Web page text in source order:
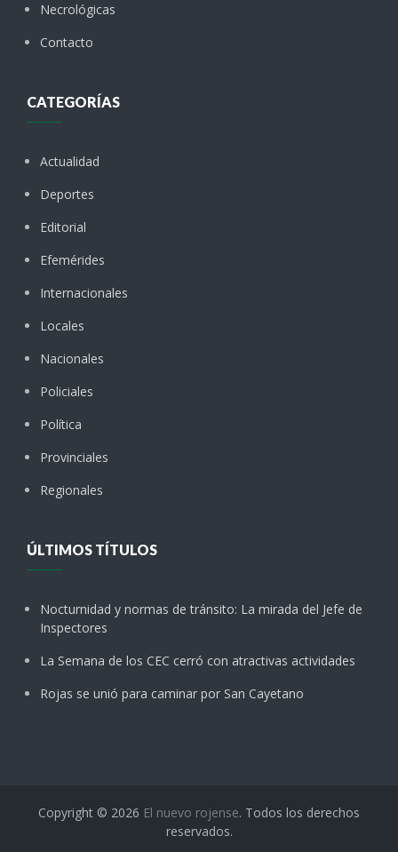
Necrológicas
Contacto
CATEGORÍAS
Actualidad
Deportes
Editorial
Efemérides
Internacionales
Locales
Nacionales
Policiales
Política
Provinciales
Regionales
ÚLTIMOS TÍTULOS
Nocturnidad y normas de tránsito: La mirada del Jefe de
Inspectores
La Semana de los CEC cerró con atractivas actividades
Rojas se unió para caminar por San Cayetano
Copyright © 2026 El nuevo rojense. Todos los derechos
reservados.